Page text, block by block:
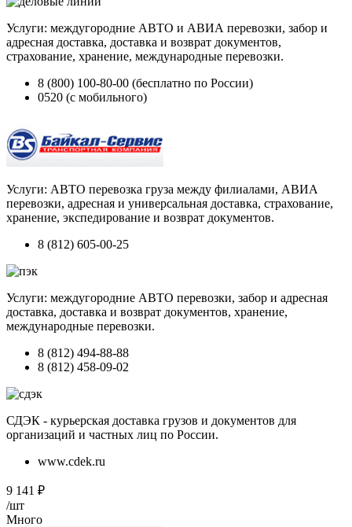
Услуги: междугородние АВТО и АВИА перевозки, забор и
адресная доставка, доставка и возврат документов,
страхование, хранение, международные перевозки.
8 (800) 100-80-00 (бесплатно по России)
0520 (с мобильного)
Услуги: АВТО перевозка груза между филиалами, АВИА
перевозки, адресная и универсальная доставка, страхование,
хранение, экспедирование и возврат документов.
8 (812) 605-00-25
Услуги: междугородние АВТО перевозки, забор и адресная
доставка, доставка и возврат документов, хранение,
международные перевозки.
8 (812) 494-88-88
8 (812) 458-09-02
СДЭК - курьерская доставка грузов и документов для
организаций и частных лиц по России.
www.cdek.ru
9 141 ₽
/шт
Много